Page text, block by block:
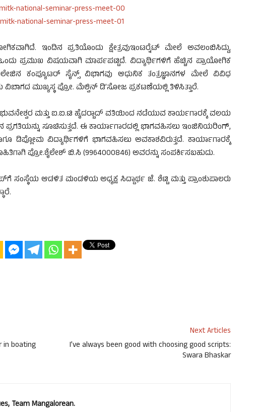
ಇಂದಿನ ಪ್ರತಿಯೊಂದು ಕ್ಷೇತ್ರವುಇಂಟರ್‍ನೆಟ್ ಮೇಲೆ ಅವಲಂಬಿಸಿದ್ದು,
ಪ್ರಮುಖ ವಿಷಯವಾಗಿ ಮಾರ್ಪಪಟ್ಟಿದೆ. ವಿದ್ಯಾರ್ಥಿಗಳಿಗೆ ಹೆಚ್ಚಿನ ಪ್ರಾಯೋಗಿಕ
ಕಂಪ್ಯೂಟರ್ ಸೈನ್ಸ್ ವಿಭಾಗವು ಆಧುನಿಕ ತಂತ್ರಜ್ಞಾನಗಳ ಮೇಲೆ ವಿವಿಧ
ಮುಖ್ಯಸ್ಥ ಪ್ರೋ. ಮೆಲ್ವಿನ್ ಡಿ’ಸೋಜ ಪ್ರಕಟಣೆಯಲ್ಲಿ ತಿಳಿಸಿತ್ತಾರೆ.
ಭುವನೇಶ್ವರ ಮತ್ತು ಐ.ಐ.ಟಿ ಹೈದರ್‍ಬಾದ್ ವತಿಯಿಂದ ನಡೆಯುವ ಕಾರ್ಯಗಾರಕ್ಕೆ ವಲಯ
ಪ್ರಗತಿಯನ್ನು ಸೂಚಿಸುತ್ತದೆ. ಈ ಕಾರ್ಯಾಗಾರದಲ್ಲಿ ಭಾಗವಹಿಸಲು ಇಂಜಿನಿಯರಿಂಗ್,
ಡಿಪ್ಲೋಮ ವಿದ್ಯಾರ್ಥಿಗಳಿಗೆ ಭಾಗವಹಿಸಲು ಅವಕಾಶವಿರುತ್ತದೆ. ಕಾರ್ಯಾಗಾರಕ್ಕೆ
ಪ್ರೋ.ಶೈಲೇಶ್ ಬಿ.ಸಿ (9964000846) ಅವರನ್ನು ಸಂಪರ್ಕಿಸಬಹುದು.
ಸಂಸ್ಥೆಯ ಆಡಳಿತ ಮಂಡಳಿಯ ಅಧ್ಯಕ್ಷ ಸಿದ್ದಾರ್ಥ ಜೆ. ಶೆಟ್ಟಿ ಮತ್ತು ಪ್ರಾಂಶುಪಾಲರು
in boating
Next Articles
I’ve always been good with choosing good scripts:
Swara Bhaskar
Team Mangalorean.